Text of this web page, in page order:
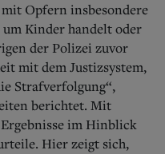
Opfern insbesondere
Kinder handelt oder
der Polizei zuvor
mit dem Justizsystem,
Strafverfolgung“,
berichtet. Mit
im Hinblick
Hier zeigt sich,